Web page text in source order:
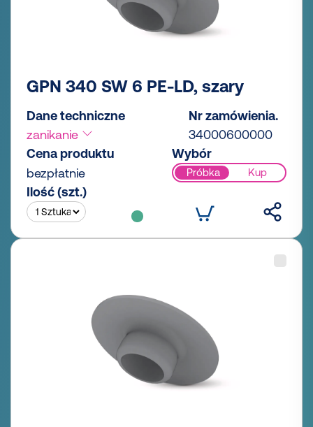
GPN 340 SW 6 PE-LD, szary
Dane techniczne
zanikanie
Nr zamówienia.
34000600000
Cena produktu
bezpłatnie
Wybór
Próbka Kup
Ilość (szt.)